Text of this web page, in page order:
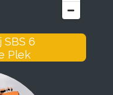
6
Plek